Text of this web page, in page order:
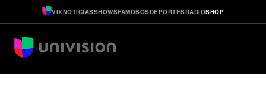
VIXNOTICIASSHOWSFAMOSOSDEPORTESRADIOSHOP